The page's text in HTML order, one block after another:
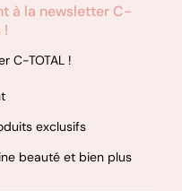
haute qualité, de bandes
soins après l'épilation.
à la newsletter C-
!
C-TOTAL !
exclusifs
beauté et bien plus